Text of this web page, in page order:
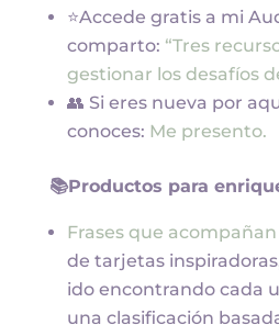
⭐Accede gratis a mi
comparto: “Tres
gestionar los desafíos
👥 Si eres nueva por
conoces: Me presento.
📚Productos para
Frases que
de tarjetas
ido encontrando cada
una clasificación